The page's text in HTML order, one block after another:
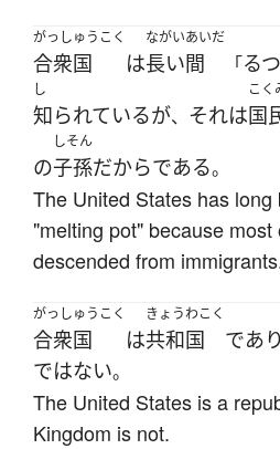
がっしゅうこく
合衆国 は
ながいあいだ
長い間 「る
し
知られているが、 それは
こく
国
の
しそん
子孫だからである。
The United States has
"melting pot" because
descended from
がっしゅうこく
合衆国 は
きょうわこく
共和国 であり
ではない。
The United States is a
Kingdom is not.